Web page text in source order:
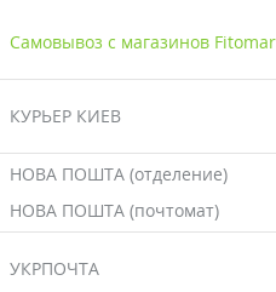
Самовывоз с магазинов
КУРЬЕР КИЕВ
НОВА ПОШТА (отделение)
НОВА ПОШТА (почтомат)
УКРПОЧТА